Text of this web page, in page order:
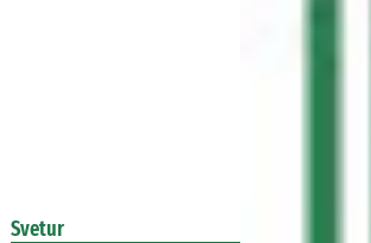
Svetur